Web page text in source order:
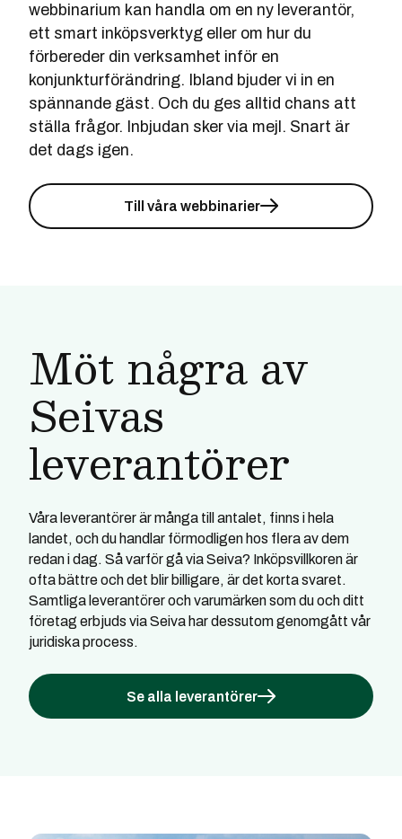
webbinarium kan handla om en ny leverantör,
ett smart inköpsverktyg eller om hur du
förbereder din verksamhet inför en
konjunkturförändring. Ibland bjuder vi in en
spännande gäst. Och du ges alltid chans att
ställa frågor. Inbjudan sker via mejl. Snart är
det dags igen.
Till våra webbinarier
Möt några av
Seivas
leverantörer
Våra leverantörer är många till antalet, finns i hela
landet, och du handlar förmodligen hos flera av dem
redan i dag. Så varför gå via Seiva? Inköpsvillkoren är
ofta bättre och det blir billigare, är det korta svaret.
Samtliga leverantörer och varumärken som du och ditt
företag erbjuds via Seiva har dessutom genomgått vår
juridiska process.
Se alla leverantörer